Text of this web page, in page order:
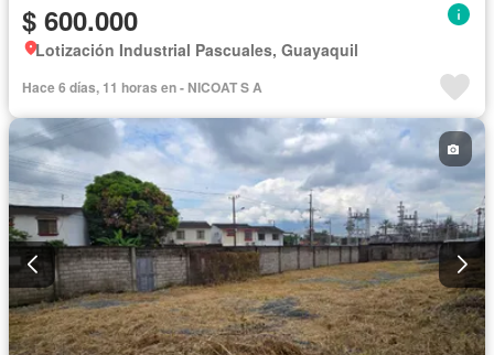
$ 600.000
Lotización Industrial Pascuales, Guayaquil
Hace 6 días, 11 horas en - NICOAT S A